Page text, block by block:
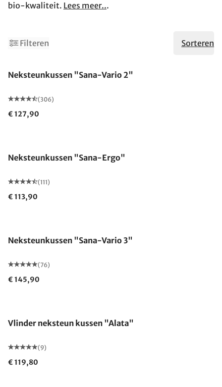
bio-kwaliteit. Lees meer...
Filteren Sorteren
Neksteunkussen "Sana-Vario 2"
(306)
€ 127,90
Neksteunkussen "Sana-Ergo"
(111)
€ 113,90
Neksteunkussen "Sana-Vario 3"
(76)
€ 145,90
Vlinder neksteun kussen "Alata"
(9)
€ 119,80